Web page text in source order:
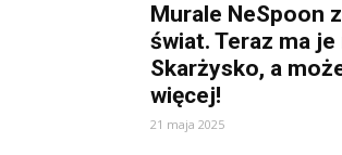
Murale NeSpoon
świat. Teraz ma
Skarżysko, a
więcej!
21 maja 2025